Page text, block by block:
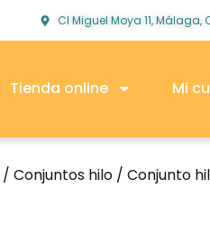
Cl Miguel Moya 11, Málaga,
Tienda online Mi
/ Conjuntos hilo / Conjunto